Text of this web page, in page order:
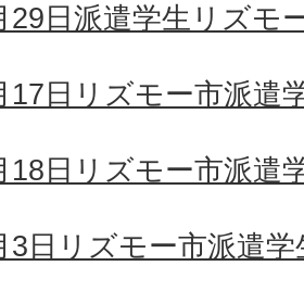
29日派遣学生リズモ
17日リズモー市派遣
18日リズモー市派遣
3日リズモー市派遣学